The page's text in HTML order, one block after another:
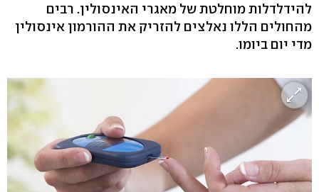
להידלדלות מוחלטת של מאגרי האינסולין. רבים
מהחולים הללו נאלצים להזריק את ההורמון אינסולין
מדי יום ביומו.